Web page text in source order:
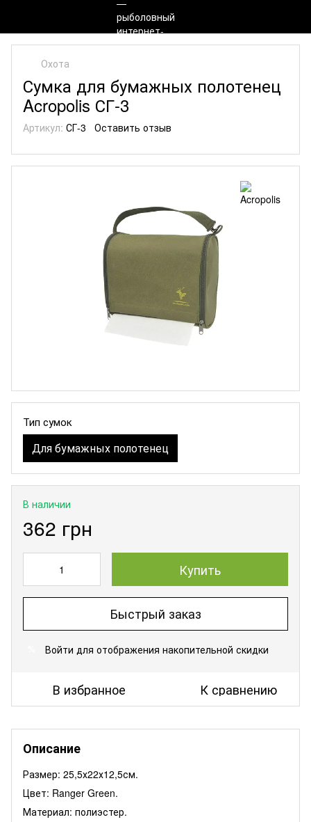
Охота
Сумка для бумажных полотенец
Acropolis СГ-3
Артикул: СГ-3 Оставить отзыв
Тип сумок
Для бумажных полотенец
В наличии
362 грн
Купить
Быстрый заказ
Войти для отображения накопительной скидки
В избранное К сравнению
Описание
Размер: 25,5х22х12,5см.
Цвет: Ranger Green.
Материал: полиэстер.